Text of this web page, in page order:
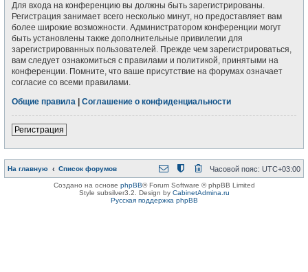
Для входа на конференцию вы должны быть зарегистрированы.
Регистрация занимает всего несколько минут, но предоставляет вам
более широкие возможности. Администратором конференции могут
быть установлены также дополнительные привилегии для
зарегистрированных пользователей. Прежде чем зарегистрироваться,
вам следует ознакомиться с правилами и политикой, принятыми на
конференции. Помните, что ваше присутствие на форумах означает
согласие со всеми правилами.
Общие правила
Соглашение о конфиденциальности
Регистрация
На главную Список форумов Часовой пояс: UTC+03:00
Создано на основе phpBB® Forum Software © phpBB Limited
Style subsilver3.2. Design by CabinetAdmina.ru
Русская поддержка phpBB